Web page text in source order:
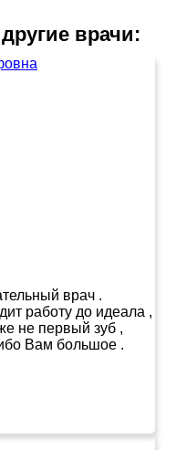
врачи:
врач .
работу до идеала ,
не первый зуб ,
Вам большое .